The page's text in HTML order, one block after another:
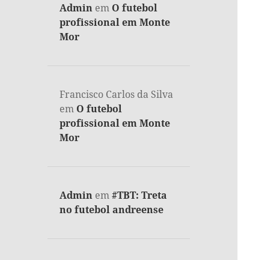
Admin em O futebol
profissional em Monte
Mor
Francisco Carlos da Silva
em O futebol
profissional em Monte
Mor
Admin em#TBT: Treta
no futebol andreense